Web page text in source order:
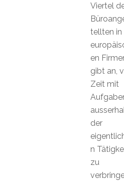
Viertel
tellten in
en
gibt an,
Zeit mit
der
n
zu